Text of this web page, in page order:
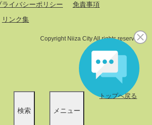
検索 メニュー
トップへ戻る
ライバシーポリシー
免責事項
リンク集
Copyright Niiza City All rights reserved.